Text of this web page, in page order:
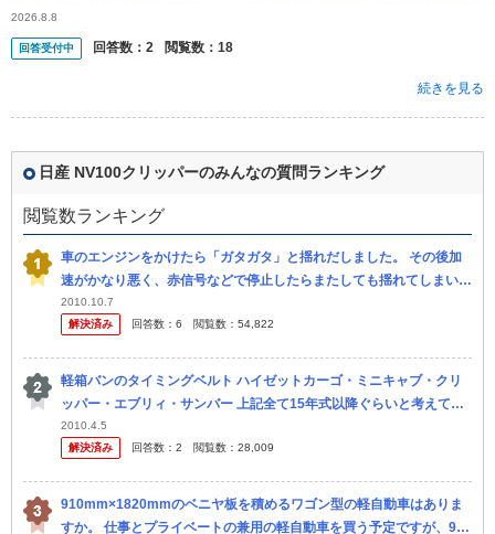
段とかっこいいなと思ってしまい今に至ります。 しかし、調べて...
2026.8.8
回答受付中 回答数： 2 閲覧数： 18
続きを見る
日産 NV100クリッパーのみんなの質問ランキング
閲覧数ランキング
車のエンジンをかけたら「ガタガタ」と揺れだしました。 その後加
速がかなり悪く、赤信号などで停止したらまたしても揺れてしまいま
す 原因はなんでしょうか？ よろしくお願いします 使用車は日産・ク
リッ...
2010.10.7
解決済み
回答数： 6 閲覧数： 54,822
軽箱バンのタイミングベルト ハイゼットカーゴ・ミニキャブ・クリ
ッパー・エブリィ・サンバー 上記全て15年式以降ぐらいと考えてタ
イミングベルトのもの・チェーンのもの判別つく方いらっしゃいまし
たらお...
2010.4.5
解決済み
回答数： 2 閲覧数： 28,009
910mm×1820mmのベニヤ板を積めるワゴン型の軽自動車はありま
すか。 仕事とプライベートの兼用の軽自動車を買う予定ですが、910